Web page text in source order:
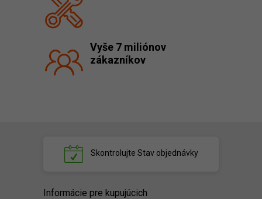
Vyše 7 miliónov
zákazníkov
Skontrolujte Stav objednávky
Informácie pre kupujúcich